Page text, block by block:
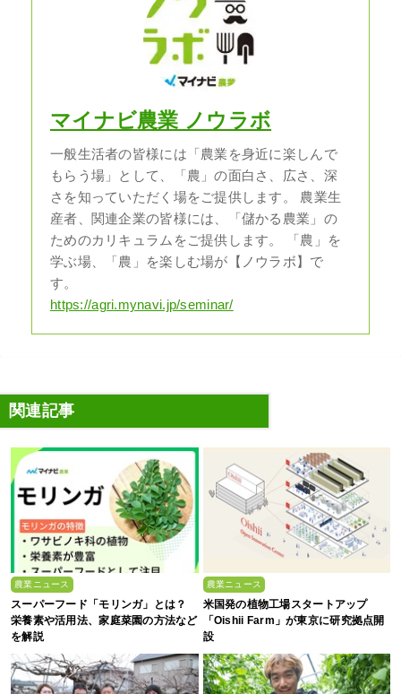
マイナビ農業 ノウラボ
一般生活者の皆様には「農業を身近に楽しんで
もらう場」として、「農」の面白さ、広さ、深
さを知っていただく場をご提供します。 農業生
産者、関連企業の皆様には、「儲かる農業」の
ためのカリキュラムをご提供します。 「農」を
学ぶ場、「農」を楽しむ場が【ノウラボ】で
す。
https://agri.mynavi.jp/seminar/
関連記事
農業ニュース
スーパーフード「モリンガ」とは？
栄養素や活用法、家庭菜園の方法など
を解説
農業ニュース
米国発の植物工場スタートアップ
「Oishii Farm」が東京に研究拠点開
設